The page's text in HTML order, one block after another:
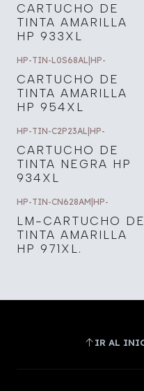
CARTUCHO DE
TINTA AMARILLA
HP 933XL
HP-TIN-L0S68AL HP-
CARTUCHO DE
TINTA AMARILLA
HP 954XL
HP-TIN-C2P23AL HP-
CARTUCHO DE
TINTA NEGRA HP
934XL
HP-TIN-CN628AM HP-
LM-CARTUCHO DE
TINTA AMARILLA
HP 971XL.
IR AL